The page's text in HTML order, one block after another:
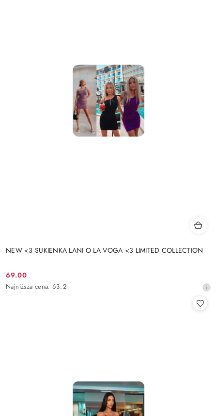
NEW <3 SUKIENKA LANI O LA VOGA <3 LIMITED COLLECTION
Cena
promocyjna:
69.00
Najniższa
Najniższa cena: 63.2